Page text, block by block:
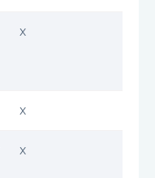
x
x
x